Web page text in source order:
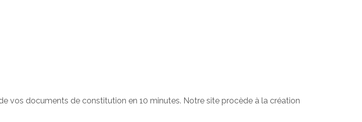
vos documents de constitution en 10 minutes. Notre site procède à la création